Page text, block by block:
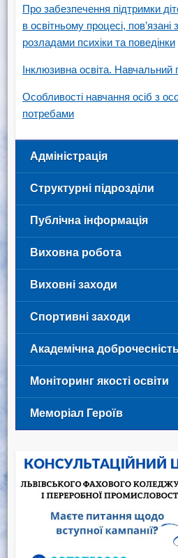
Про забезпечення підтримки
в освітньому процесі,
розладами психіки та поведінки
Інклюзивна освіта. Навчальний
Особливості навчання осіб з
потребами
Адміністрація
Структурні підрозділи
Публічна інформація
Виховна робота
Виховні заходи
Спортивні заходи
Академічна
Моніторинг якості освіти
Меморіал Героїв